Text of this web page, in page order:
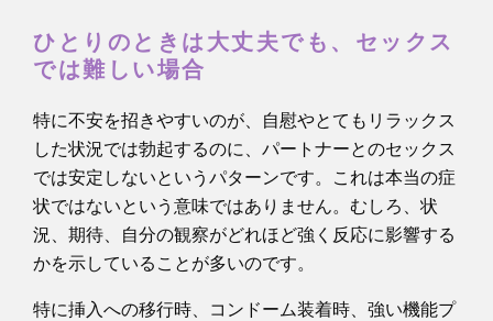
ひとりのときは大丈夫でも、セックス
では難しい場合
特に不安を招きやすいのが、自慰やとてもリラックス
した状況では勃起するのに、パートナーとのセックス
では安定しないというパターンです。これは本当の症
状ではないという意味ではありません。むしろ、状
況、期待、自分の観察がどれほど強く反応に影響する
かを示していることが多いのです。
特に挿入への移行時、コンドーム装着時、強い機能プ